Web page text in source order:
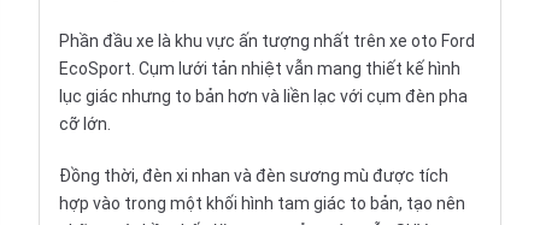
Phần đầu xe là khu vực ấn tượng nhất trên xe oto Ford
EcoSport. Cụm lưới tản nhiệt vẫn mang thiết kế hình
lục giác nhưng to bản hơn và liền lạc với cụm đèn pha
cỡ lớn.
Đồng thời, đèn xi nhan và đèn sương mù được tích
hợp vào trong một khối hình tam giác to bản, tạo nên